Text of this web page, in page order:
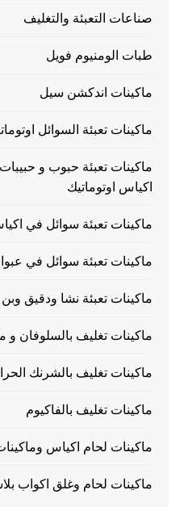
صناعات التعبئة والتغليف
طبات الومنيوم فويل
ماكينات اندكشن سيل
ماكينات تعبئة السوائل
ماكينات تعبئة حبوب و
اكياس اوتوماتيك
ماكينات تعبئة سوائل في
ماكينات تعبئة سوائل في
ماكينات تعبئة نشا ودقيق
ماكينات تغليف بالسلوفان و
ماكينات تغليف بالشرنك
ماكينات تغليف بالفاكيوم
ماكينات لحام اكياس
ماكينات لحام وغلق اكواب